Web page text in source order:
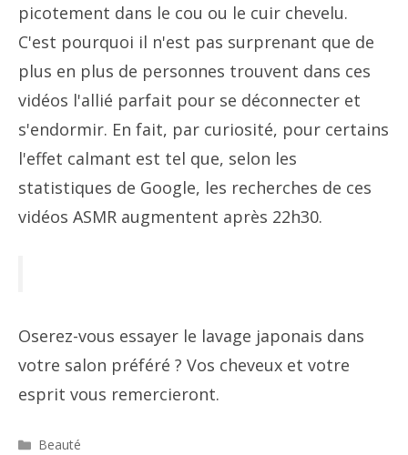
picotement dans le cou ou le cuir chevelu.
C'est pourquoi il n'est pas surprenant que de
plus en plus de personnes trouvent dans ces
vidéos l'allié parfait pour se déconnecter et
s'endormir. En fait, par curiosité, pour certains
l'effet calmant est tel que, selon les
statistiques de Google, les recherches de ces
vidéos ASMR augmentent après 22h30.
Oserez-vous essayer le lavage japonais dans
votre salon préféré ? Vos cheveux et votre
esprit vous remercieront.
Catégories
Beauté